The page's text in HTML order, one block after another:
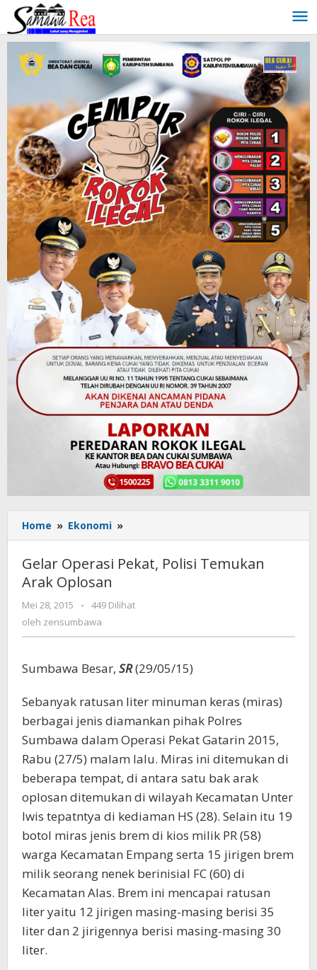
Lewati
konten
Home » Ekonomi »
Operasi
Pekat,
Polisi
Arak
Gelar Operasi Pekat, Polisi Temukan
Arak Oplosan
Mei 28, 2015
oleh
zensumbawa
-
449 Dilihat
oleh zensumbawa
Sumbawa Besar, SR(29/05/15)
Sebanyak ratusan liter minuman keras (miras)
berbagai jenis diamankan pihak Polres
Sumbawa dalam Operasi Pekat Gatarin 2015,
Rabu (27/5) malam lalu. Miras ini ditemukan di
beberapa tempat, di antara satu bak arak
oplosan ditemukan di wilayah Kecamatan Unter
Iwis tepatntya di kediaman HS (28). Selain itu 19
botol miras jenis brem di kios milik PR (58)
warga Kecamatan Empang serta 15 jirigen brem
milik seorang nenek berinisial FC (60) di
Kecamatan Alas. Brem ini mencapai ratusan
liter yaitu 12 jirigen masing-masing berisi 35
liter dan 2 jirigennya berisi masing-masing 30
liter.